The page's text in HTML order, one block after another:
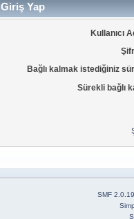
Giriş Yap
Kullanıcı
Bağlı kalmak istediğiniz
Sürekli bağlı
SMF 2.0.19